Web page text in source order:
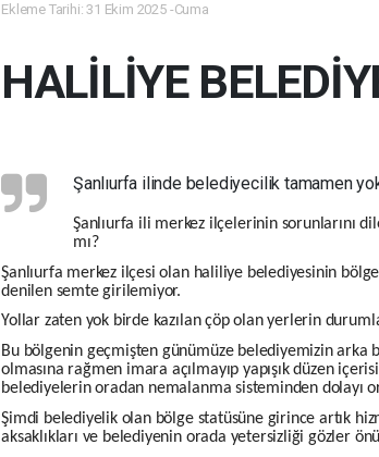
Ekleme Tarihi: 31 Ekim 2025 -Cuma
HALİLİYE
Şanlıurfa ilinde belediyecilik tamamen
Şanlıurfa ili merkez ilçelerinin sorunlarını
mı?
Şanlıurfa merkez ilçesi olan haliliye belediyesinin
denilen semte girilemiyor.
Yollar zaten yok birde kazılan çöp olan yerlerin
Bu bölgenin geçmişten günümüze belediyemizin arka
olmasına rağmen imara açılmayıp yapışık düzen
belediyelerin oradan nemalanma sisteminden dolayı
Şimdi belediyelik olan bölge statüsüne girince artık
aksaklıkları ve belediyenin orada yetersizliği gözler